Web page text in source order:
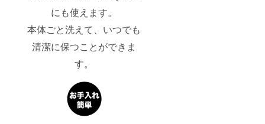
にも使えます。
本体ごと洗えて、いつでも
清潔に保つことができま
す。